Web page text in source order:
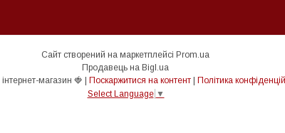
Сайт створений на маркетплейсі Prom.ua
Продавець на Bigl.ua
Поскаржитися на контент
Політика
Select Language ▼